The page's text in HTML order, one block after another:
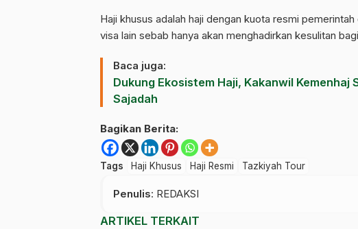
Haji khusus adalah haji dengan kuota resmi
visa lain sebab hanya akan menghadirkan kesulitan
Baca juga:
Dukung Ekosistem Haji, Kakanwil
Sajadah
Bagikan Berita:
Tags Haji Khusus Haji Resmi Tazkiyah Tour
Penulis: REDAKSI
ARTIKEL TERKAIT